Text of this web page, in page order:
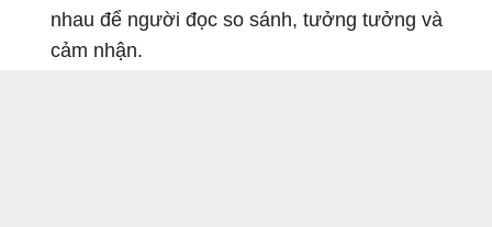
nhau để người đọc so sánh, tưởng tưởng và
cảm nhận.